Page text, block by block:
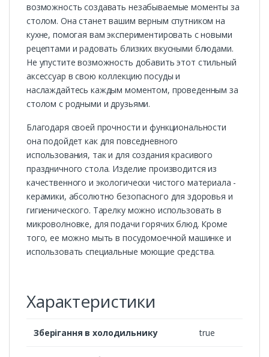
возможность создавать незабываемые моменты за
столом. Она станет вашим верным спутником на
кухне, помогая вам экспериментировать с новыми
рецептами и радовать близких вкусными блюдами.
Не упустите возможность добавить этот стильный
аксессуар в свою коллекцию посуды и
наслаждайтесь каждым моментом, проведенным за
столом с родными и друзьями.
Благодаря своей прочности и функциональности
она подойдет как для повседневного
использования, так и для создания красивого
праздничного стола. Изделие производится из
качественного и экологически чистого материала -
керамики, абсолютно безопасного для здоровья и
гигиенического. Тарелку можно использовать в
микроволновке, для подачи горячих блюд. Кроме
того, ее можно мыть в посудомоечной машинке и
использовать специальные моющие средства.
Характеристики
Зберігання в холодильнику true